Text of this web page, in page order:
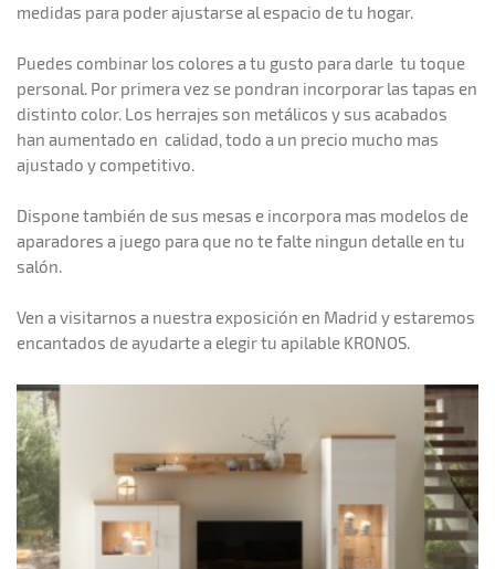
medidas para poder ajustarse al espacio de tu hogar.
Puedes combinar los colores a tu gusto para darle tu toque
personal. Por primera vez se pondran incorporar las tapas en
distinto color. Los herrajes son metálicos y sus acabados
han aumentado en calidad, todo a un precio mucho mas
ajustado y competitivo.
Dispone también de sus mesas e incorpora mas modelos de
aparadores a juego para que no te falte ningun detalle en tu
salón.
Ven a visitarnos a nuestra exposición en Madrid y estaremos
encantados de ayudarte a elegir tu apilable KRONOS.